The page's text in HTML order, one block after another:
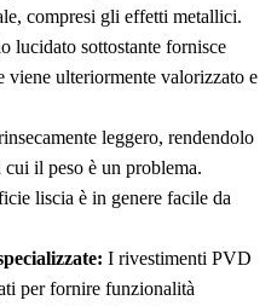
compresi gli effetti metallici.
lucidato sottostante fornisce
viene ulteriormente valorizzato e
leggero, rendendolo
il peso è un problema.
liscia è in genere facile da
I rivestimenti PVD
per fornire funzionalità